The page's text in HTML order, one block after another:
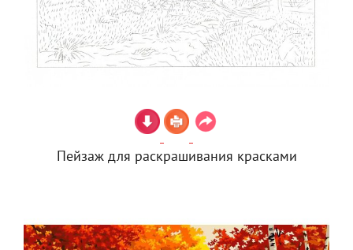
Пейзаж для раскрашивания красками